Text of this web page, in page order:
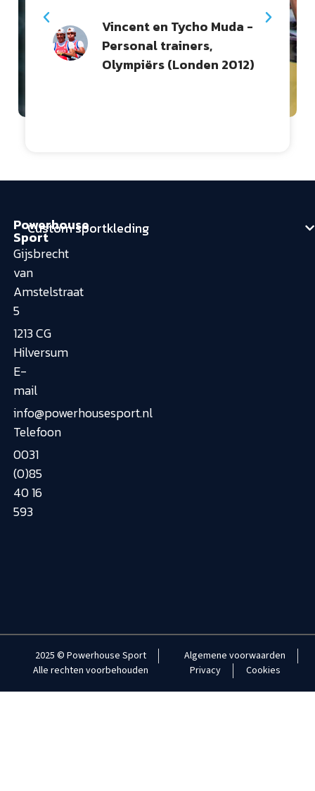
Pascal Milhado -
Vincent en Tycho Muda -
Personal trainers,
Olympiërs (Londen 2012)
Powerhouse
Sport
Gijsbrecht
van
Amstelstraat
5
1213 CG
Hilversum
E-
mail
info@powerhousesport.nl
Telefoon
0031
(0)85
40 16
593
Custom sportkleding
2025 © Powerhouse Sport
Alle rechten voorbehouden
Algemene voorwaarden
Privacy
Cookies